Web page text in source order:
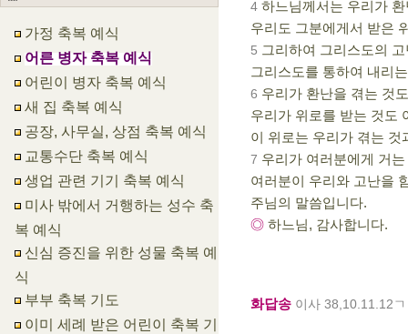
가정 축복 예식
어른 병자 축복 예식
어린이 병자 축복 예식
새 집 축복 예식
공장, 사무실, 상점 축복 예식
교통수단 축복 예식
생업 관련 기기 축복 예식
미사 밖에서 거행하는 성수 축
복 예식
신심 증진을 위한 성물 축복 예
식
부부 축복 기도
이미 세례 받은 어린이 축복 기
4 하느님께서는 우리가
우리도 그분에게서 받은
5 그리하여 그리스도의
그리스도를 통하여 내리
6 우리가 환난을 겪는 것
우리가 위로를 받는 것도
이 위로는 우리가 겪는
7 우리가 여러분에게 거
여러분이 우리와 고난을
주님의 말씀입니다.
◎ 하느님, 감사합니다.
화답송 이사 38,10.11.12